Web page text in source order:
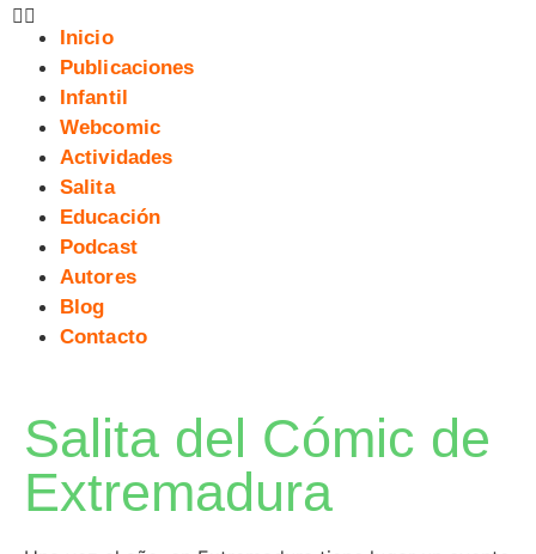
Inicio
Publicaciones
Infantil
Webcomic
Actividades
Salita
Educación
Podcast
Autores
Blog
Contacto
Salita del Cómic de
Extremadura